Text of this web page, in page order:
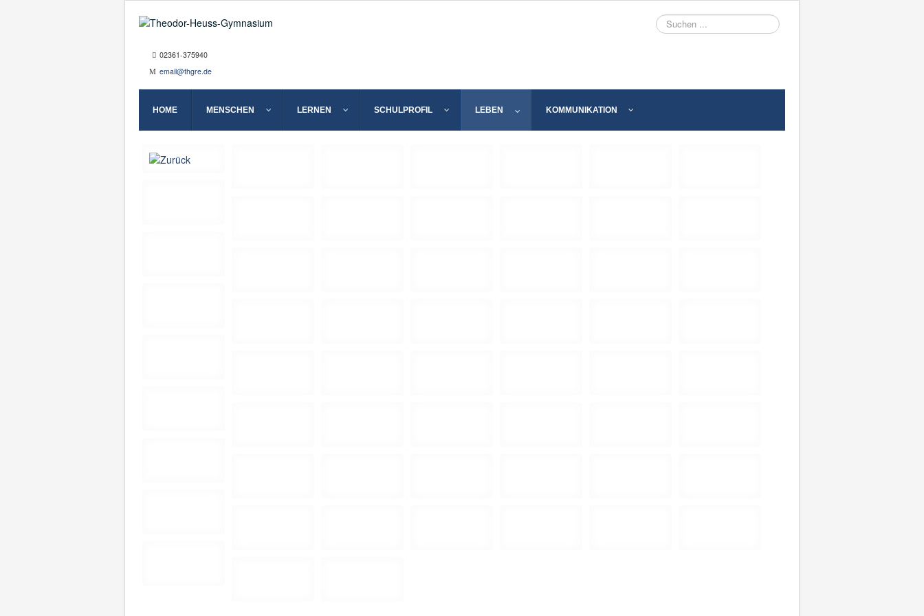
Suche
02361-375940
email@thgre.de
HOME MENSCHEN LERNEN SCHULPROFIL LEBEN KOMMUNIKATION